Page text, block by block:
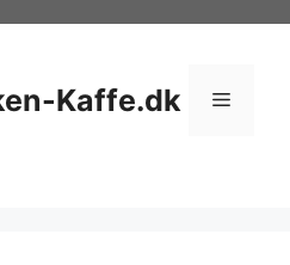
Kaffe.dk Menu